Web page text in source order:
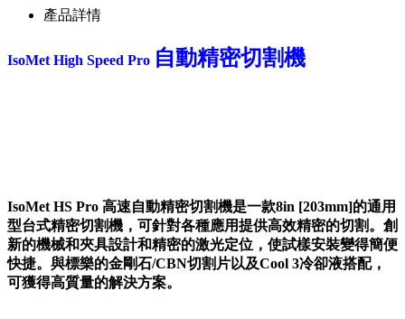
產品詳情
IsoMet High Speed Pro 自動精密切割機
IsoMet HS Pro 高速自動精密切割機是一款8in [203mm]的通用
型台式精密切割機，可針對各種應用提供高效精密的切割。創
新的機械和夾具設計和精密的激光定位，使試樣安裝變得簡便
快捷。與標樂的金剛石/CBN切割片以及Cool 3冷卻液搭配，
可獲得高質量的解決方案。